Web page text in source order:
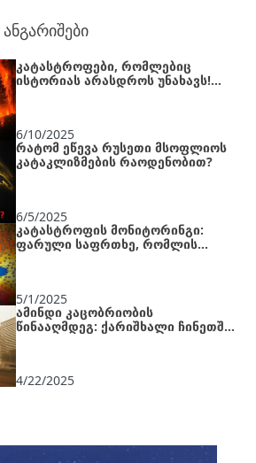
კატასტროფები, რომლებიც
ისტორიას არასდროს უნახავს!
6/10/2025
რატომ ეწევა რუსეთი მსოფლიოს
კატაკლიზმების რაოდენობით?
6/5/2025
კატასტროფის მონიტორინგი:
ფარული საფრთხე, რომლის
5/1/2025
ამინდი კაცობრიობის
წინააღმდეგ: ქარიშხალი ჩინეთში,
4/22/2025